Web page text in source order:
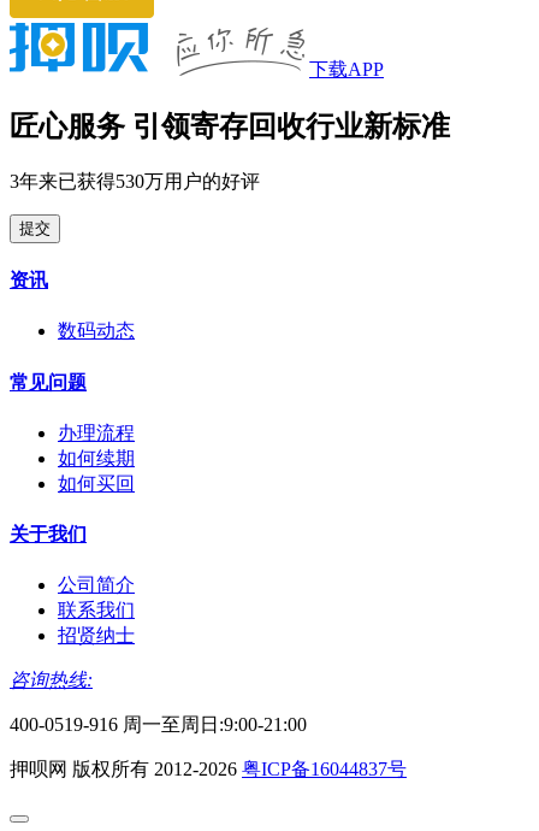
下载APP
匠心服务 引领寄存回收行业新标准
3年来已获得530万用户的好评
提交
资讯
数码动态
常见问题
办理流程
如何续期
如何买回
关于我们
公司简介
联系我们
招贤纳士
咨询热线:
400-0519-916 周一至周日:9:00-21:00
押呗网 版权所有 2012-2026 粤ICP备16044837号